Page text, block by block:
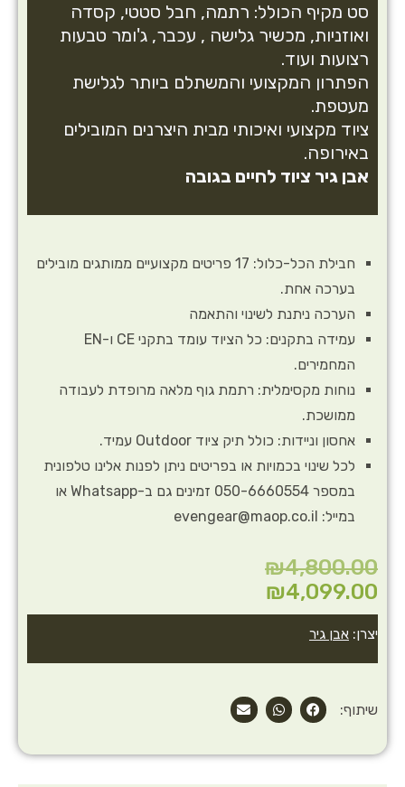
סט מקיף הכולל: רתמה, חבל סטטי, קסדה
ואוזניות, מכשיר גלישה , עכבר, ג'ומר טבעות
רצועות ועוד.
הפתרון המקצועי והמשתלם ביותר לגלישת
מעטפת.
ציוד מקצועי ואיכותי מבית היצרנים המובילים
באירופה.
אבן גיר ציוד לחיים בגובה
יצרן: אבן גיר
חבילת הכל-כלול: 17 פריטים מקצועיים ממותגים מובילים
בערכה אחת.
הערכה ניתנת לשינוי והתאמה
עמידה בתקנים: כל הציוד עומד בתקני CE ו-EN
המחמירים.
נוחות מקסימלית: רתמת גוף מלאה מרופדת לעבודה
ממושכת.
אחסון וניידות: כולל תיק ציוד Outdoor עמיד.
לכל שינוי בכמויות או בפריטים ניתן לפנות אלינו טלפונית
במספר 050-6660554 זמינים גם ב-Whatsapp או
במייל: evengear@maop.co.il
₪4,800.00
₪4,099.00
שיתוף: